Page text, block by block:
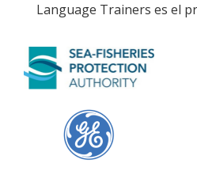
Language Trainers es el